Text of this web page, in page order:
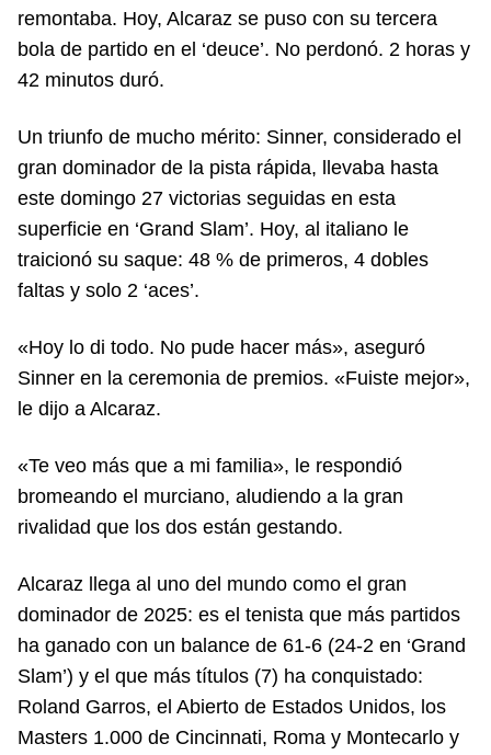
remontaba. Hoy, Alcaraz se puso con su tercera
bola de partido en el ‘deuce’. No perdonó. 2 horas y
42 minutos duró.
Un triunfo de mucho mérito: Sinner, considerado el
gran dominador de la pista rápida, llevaba hasta
este domingo 27 victorias seguidas en esta
superficie en ‘Grand Slam’. Hoy, al italiano le
traicionó su saque: 48 % de primeros, 4 dobles
faltas y solo 2 ‘aces’.
«Hoy lo di todo. No pude hacer más», aseguró
Sinner en la ceremonia de premios. «Fuiste mejor»,
le dijo a Alcaraz.
«Te veo más que a mi familia», le respondió
bromeando el murciano, aludiendo a la gran
rivalidad que los dos están gestando.
Alcaraz llega al uno del mundo como el gran
dominador de 2025: es el tenista que más partidos
ha ganado con un balance de 61-6 (24-2 en ‘Grand
Slam’) y el que más títulos (7) ha conquistado:
Roland Garros, el Abierto de Estados Unidos, los
Masters 1.000 de Cincinnati, Roma y Montecarlo y